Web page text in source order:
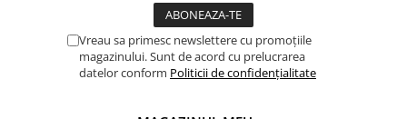
Vreau sa primesc newslettere cu promoțiile
magazinului. Sunt de acord cu prelucrarea
datelor conform Politicii de confidențialitate